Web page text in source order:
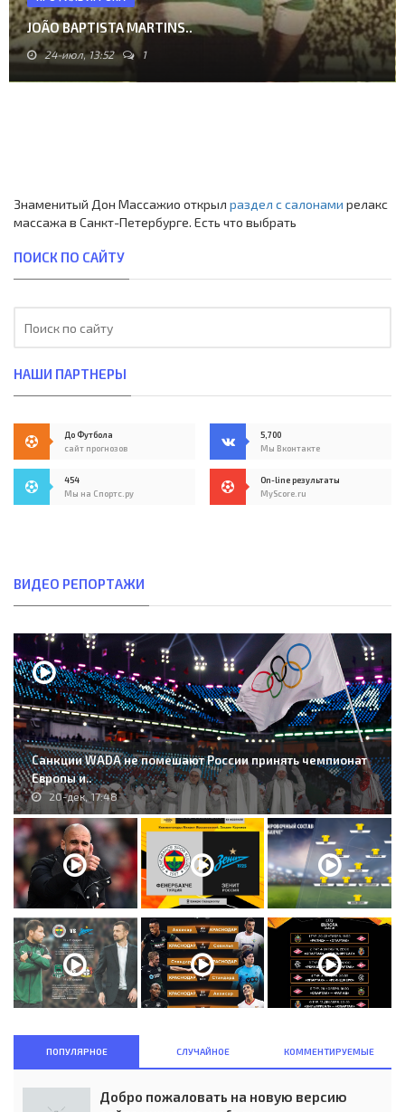
JOÃO BAPTISTA MARTINS..
24-июл, 13:52 1
Знаменитый Дон Массажио открыл раздел с салонами релакс
массажа в Санкт-Петербурге. Есть что выбрать
ПОИСК ПО САЙТУ
НАШИ ПАРТНЕРЫ
До Футбола
сайт прогнозов
5,700
Мы Вконтакте
454
Мы на Спортс.ру
On-line результаты
MyScore.ru
ВИДЕО РЕПОРТАЖИ
Санкции WADA не помешают России принять чемпионат
Европы и..
20-дек, 17:48
ПОПУЛЯРНОЕ СЛУЧАЙНОЕ КОММЕНТИРУЕМЫЕ
Добро пожаловать на новую версию